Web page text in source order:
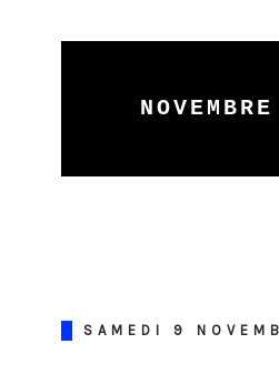
SAMEDI 9